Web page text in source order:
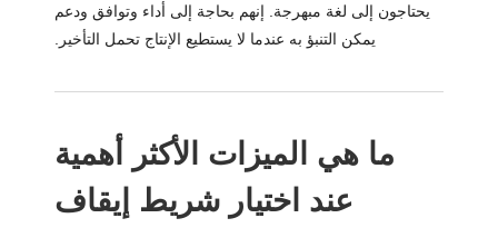
يحتاجون إلى لغة مبهرجة. إنهم بحاجة إلى أداء وتوافق ودعم
يمكن التنبؤ به عندما لا يستطيع الإنتاج تحمل التأخير.
ما هي الميزات الأكثر أهمية
عند اختيار شريط إيقاف